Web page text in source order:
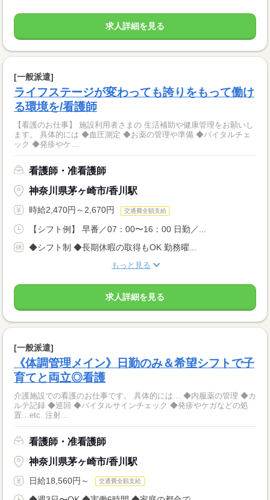
求人詳細を見る
[一般派遣]
ライフステージが変わっても誇りをもって働け
る環境を/看護師
【看護のお仕事】 施設利用者さまの 生活補助や健康管理をお願いし
ます。 具体的には ◆血圧測定 ◆お薬の管理や準備 ◆バイタルチェ
ック ◆発疹やケ...
看護師・准看護師
神奈川県茅ヶ崎市/香川駅
時給2,470円～2,670円 交通費全額支給
【シフト例】 早番／07：00〜16：00 日勤／...
◆シフト制 ◆長期休暇の取得もOK 勤務曜...
もっと見る
求人詳細を見る
[一般派遣]
《体調管理メイン》日勤のみ＆希望シフトで子
育てと両立◎看護
介護施設での看護のお仕事です。 具体的には… ◆内服薬の管理 ◆カ
ルテ記録 ◆巡回 ◆バイタルサインチェック ◆発疹やケガなどの処
置…etc. 注射...
看護師・准看護師
神奈川県茅ヶ崎市/香川駅
日給18,560円～ 交通費全額支給